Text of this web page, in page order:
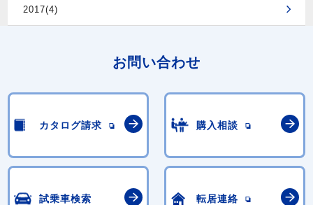
2017(4)
お問い合わせ
カタログ請求 購入相談
試乗車検索 転居連絡